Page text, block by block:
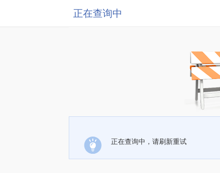
正在查询中
正在查询中，请刷新重试